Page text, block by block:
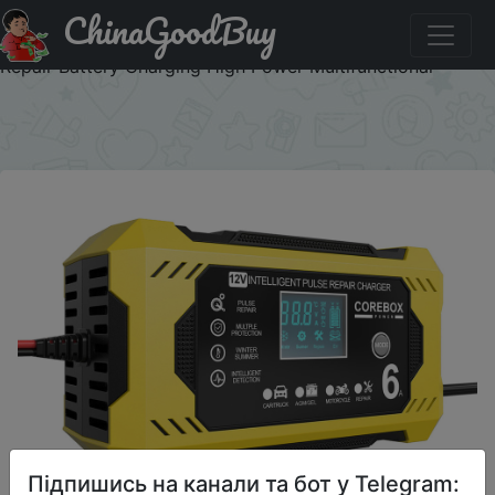
Придбати по знижці IFP0JUN 12V/6A For Motorcycle
SUV Truck Smart Car Battery Charger Intelligent Pulse
Repair Battery Charging High Power Multifunctional
ChinaGoodBuy
Підпишись на канали та бот у Telegram: